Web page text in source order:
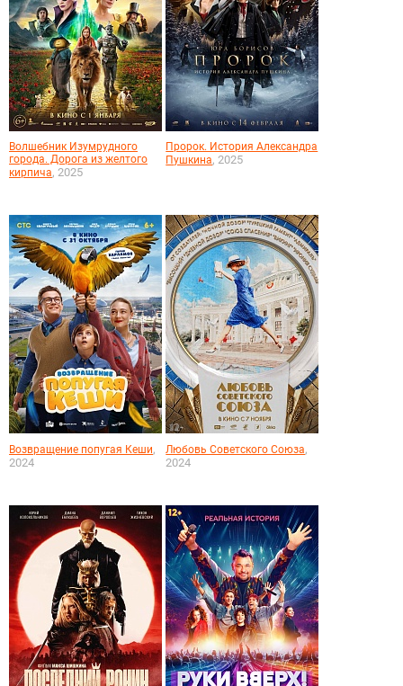
Волшебник Изумрудного
города. Дорога из желтого
кирпича, 2025
Пророк. История Александра
Пушкина, 2025
Возвращение попугая Кеши,
2024
Любовь Советского Союза,
2024